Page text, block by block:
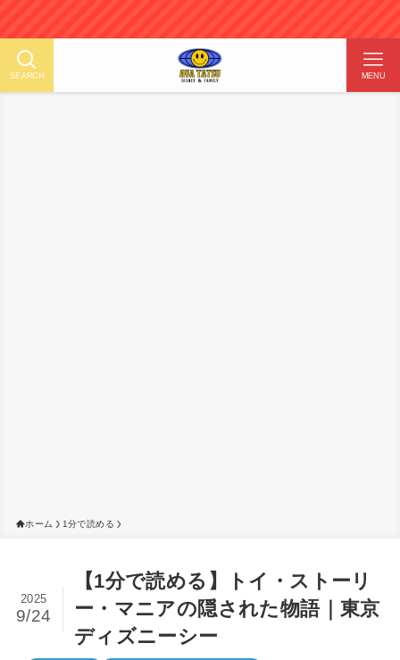
SEARCH MENU
ホーム 1分で読める
【1分で読める】トイ・ストーリ
ー・マニアの隠された物語｜東京
ディズニーシー
2025
9/24